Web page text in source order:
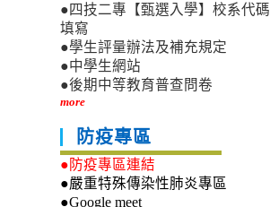
●四技二專【甄選入學】校系代碼
填寫
●學生評量辦法及補充規定
●中學生網站
●後期中等教育普查問卷
more
防疫專區
●防疫專區連結
●嚴重特殊傳染性肺炎專區
●Google meet